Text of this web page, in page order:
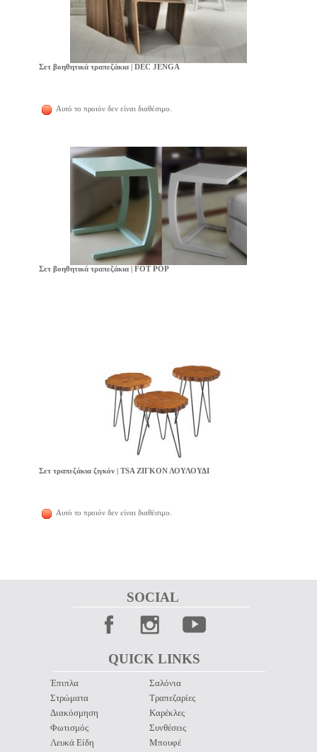
Σετ βοηθητικά τραπεζάκια | DEC JENGA
Αυτό το προιόν δεν είναι διαθέσιμο.
Σετ βοηθητικά τραπεζάκια | FOT POP
Σετ τραπεζάκια ζιγκόν | TSA ΖΙΓΚΟΝ ΛΟΥΛΟΥΔΙ
Αυτό το προιόν δεν είναι διαθέσιμο.
QUICK LINKS
SOCIAL
Έπιπλα
Στρώματα
Διακόσμηση
Φωτισμός
Λευκά Είδη
Σαλόνια
Τραπεζαρίες
Καρέκλες
Συνθέσεις
Μπουφέ